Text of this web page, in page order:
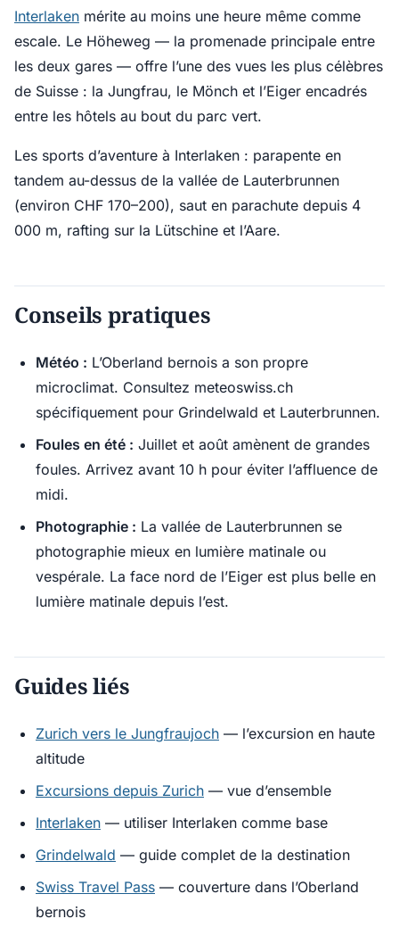
Interlaken mérite au moins une heure même comme
escale. Le Höheweg — la promenade principale entre
les deux gares — offre l’une des vues les plus célèbres
de Suisse : la Jungfrau, le Mönch et l’Eiger encadrés
entre les hôtels au bout du parc vert.
Les sports d’aventure à Interlaken : parapente en
tandem au-dessus de la vallée de Lauterbrunnen
(environ CHF 170–200), saut en parachute depuis 4
000 m, rafting sur la Lütschine et l’Aare.
Conseils pratiques
Météo : L’Oberland bernois a son propre
microclimat. Consultez meteoswiss.ch
spécifiquement pour Grindelwald et Lauterbrunnen.
Foules en été : Juillet et août amènent de grandes
foules. Arrivez avant 10 h pour éviter l’affluence de
midi.
Photographie : La vallée de Lauterbrunnen se
photographie mieux en lumière matinale ou
vespérale. La face nord de l’Eiger est plus belle en
lumière matinale depuis l’est.
Guides liés
Zurich vers le Jungfraujoch — l’excursion en haute
altitude
Excursions depuis Zurich — vue d’ensemble
Interlaken — utiliser Interlaken comme base
Grindelwald — guide complet de la destination
Swiss Travel Pass — couverture dans l’Oberland
bernois